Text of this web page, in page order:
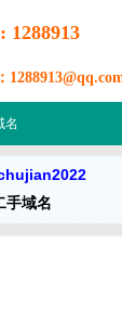
1288913
名
手域名